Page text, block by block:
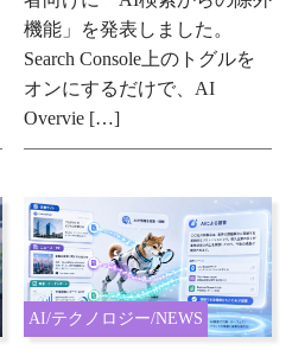
機能」を発表しました。
Search Console上のトグルを
オンにするだけで、AI
Overvie […]
AI/テクノロジー/NEWS